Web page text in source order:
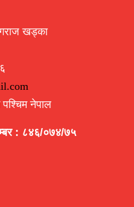
खड्का
नेपाल
: ८४६/०७४/७५